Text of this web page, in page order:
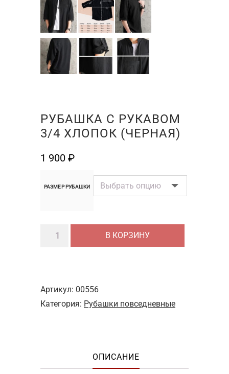
РУБАШКА С РУКАВОМ
3/4 ХЛОПОК (ЧЕРНАЯ)
1 900 ₽
РАЗМЕР РУБАШКИ
Количество
рукавом
3/4
В КОРЗИНУ
Артикул: 00556
Категория: Рубашки повседневные
ОПИСАНИЕ